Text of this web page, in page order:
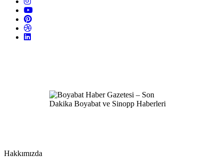
Hakkımızda